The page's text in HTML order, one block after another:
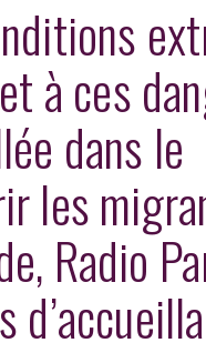
à ces
dans le
les
Radio